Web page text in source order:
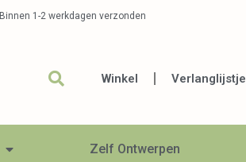
Binnen 1-2 werkdagen verzonden
Winkel Verlanglijstje
Zelf Ontwerpen